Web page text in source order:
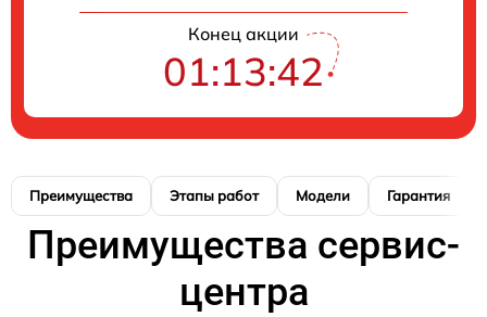
Конец акции
01:13:40
Преимущества Этапы работ Модели Гарантия
Преимущества сервис-
центра